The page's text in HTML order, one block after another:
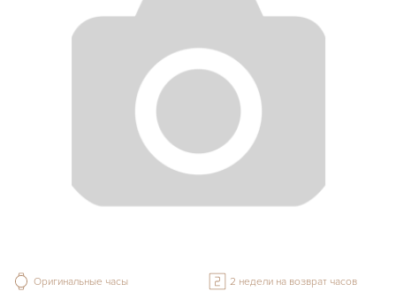
Оригинальные часы 2 недели на возврат часов